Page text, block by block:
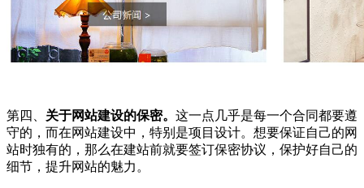
第四、 关于网站建设的保密。 这一点几乎是每一个合同都要遵
守的，而在网站建设中，特别是项目设计。想要保证自己的网
站时独有的，那么在建站前就要签订保密协议，保护好自己的
细节，提升网站的魅力。